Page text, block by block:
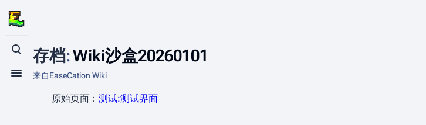
打开/关闭搜索
打开/关闭菜单
存档:Wiki沙盒20260101
来自EaseCation Wiki
原始页面： 测试:测试界面